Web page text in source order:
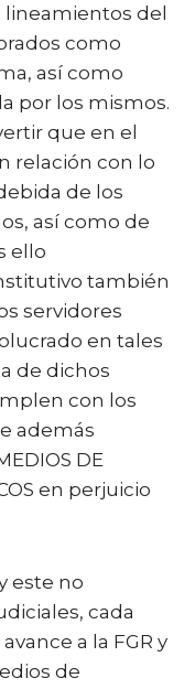
del
como
así como
por los mismos.
que en el
relación con lo
de los
así como de
ello
también
servidores
en tales
de dichos
con los
además
DE
en perjuicio
este no
cada
a la FGR y
de